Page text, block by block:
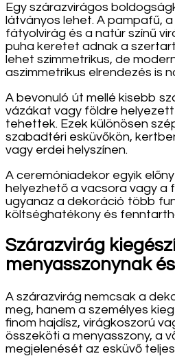
Egy szárazvirágos
látványos lehet. A pampafű,
fátyolvirág és a natúr színű
puha keretet adnak a
lehet szimmetrikus, de
aszimmetrikus elrendezés is
A bevonuló út mellé kisebb
vázákat vagy földre
tehettek. Ezek különösen
szabadtéri esküvőkön,
vagy erdei helyszínen.
A ceremóniadekor egyik
helyezhető a vacsora vagy a
ugyanaz a dekoráció több
költséghatékony és
Szárazvirág
menyasszonynak
A szárazvirág nemcsak a
meg, hanem a személyes
finom hajdísz, virágkoszorú
összeköti a menyasszony, a
megjelenését az esküvő